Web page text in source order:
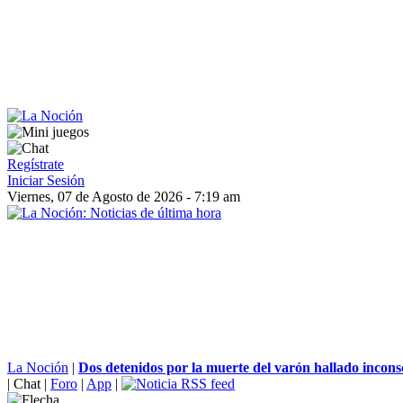
Regístrate
Iniciar Sesión
Viernes, 07 de Agosto de 2026 - 7:19 am
La Noción | Dos detenidos por la muerte del varón hallado
| Chat | Foro | App |